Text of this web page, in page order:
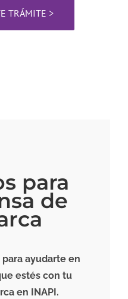
para
de
ayudarte en
estés con tu
en INAPI.